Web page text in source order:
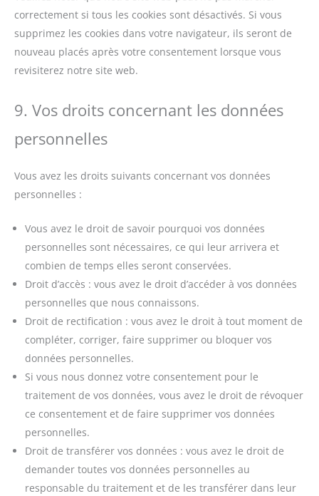
correctement si tous les cookies sont désactivés. Si vous
supprimez les cookies dans votre navigateur, ils seront de
nouveau placés après votre consentement lorsque vous
revisiterez notre site web.
9. Vos droits concernant les données
personnelles
Vous avez les droits suivants concernant vos données
personnelles :
Vous avez le droit de savoir pourquoi vos données
personnelles sont nécessaires, ce qui leur arrivera et
combien de temps elles seront conservées.
Droit d’accès : vous avez le droit d’accéder à vos données
personnelles que nous connaissons.
Droit de rectification : vous avez le droit à tout moment de
compléter, corriger, faire supprimer ou bloquer vos
données personnelles.
Si vous nous donnez votre consentement pour le
traitement de vos données, vous avez le droit de révoquer
ce consentement et de faire supprimer vos données
personnelles.
Droit de transférer vos données : vous avez le droit de
demander toutes vos données personnelles au
responsable du traitement et de les transférer dans leur